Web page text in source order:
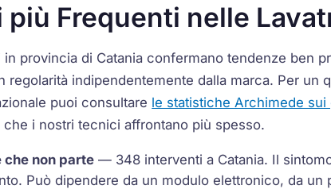
più Frequenti nelle
in provincia di Catania confermano tendenze ben
regolarità indipendentemente dalla marca. Per un
puoi consultare le statistiche Archimede sui
che i nostri tecnici affrontano più spesso.
che non parte — 348 interventi a Catania. Il
Può dipendere da un modulo elettronico, da